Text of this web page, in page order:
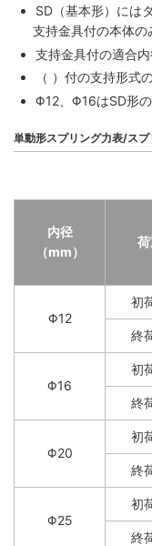
SD（基本形）には
支持金具付の本体
支持金具付の適合
（ ）付の支持形式
Φ12、Φ16はSD形の
単動形スプリング力表/ス
内径
（mm）
Φ12
初
終
Φ16
初
終
Φ20
初
終
Φ25
初
終